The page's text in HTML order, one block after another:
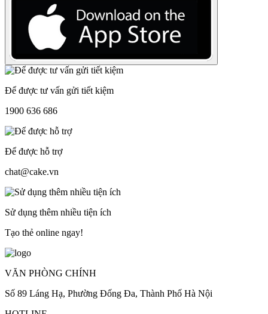
Để được tư vấn gửi tiết kiệm
1900 636 686
Để được hỗ trợ
chat@cake.vn
Sử dụng thêm nhiều tiện ích
Tạo thẻ online ngay!
VĂN PHÒNG CHÍNH
Số 89 Láng Hạ, Phường Đống Đa, Thành Phố Hà Nội